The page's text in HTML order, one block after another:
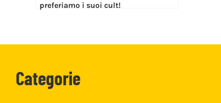
preferiamo i suoi cult!
Categorie